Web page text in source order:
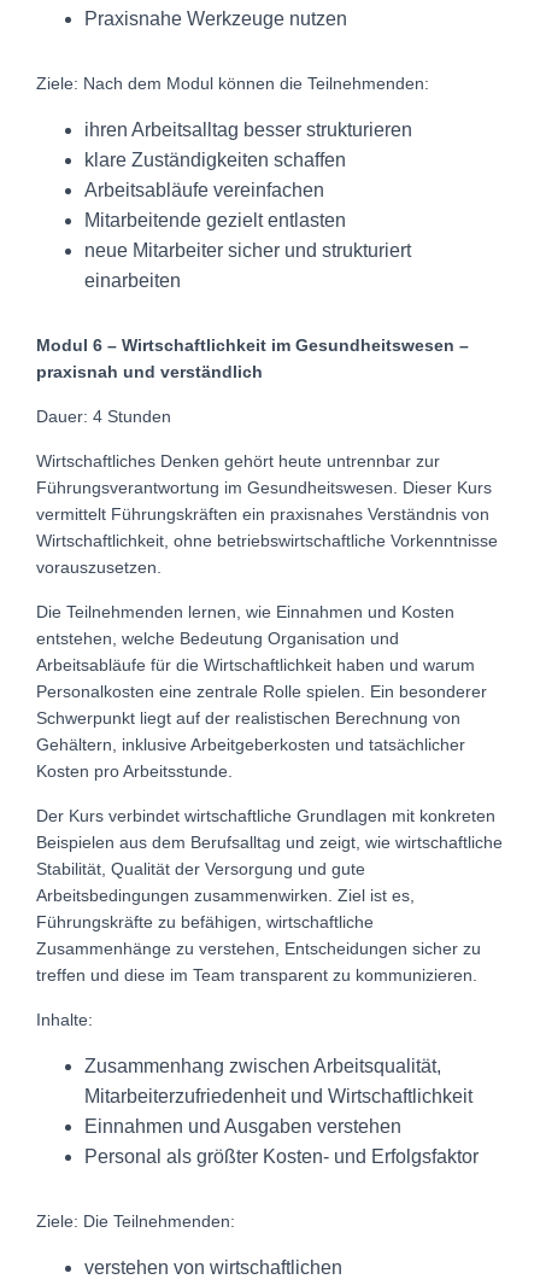
Praxisnahe Werkzeuge nutzen
Ziele: Nach dem Modul können die Teilnehmenden:
ihren Arbeitsalltag besser strukturieren
klare Zuständigkeiten schaffen
Arbeitsabläufe vereinfachen
Mitarbeitende gezielt entlasten
neue Mitarbeiter sicher und strukturiert
einarbeiten
Modul 6 – Wirtschaftlichkeit im Gesundheitswesen –
praxisnah und verständlich
Dauer: 4 Stunden
Wirtschaftliches Denken gehört heute untrennbar zur
Führungsverantwortung im Gesundheitswesen. Dieser Kurs
vermittelt Führungskräften ein praxisnahes Verständnis von
Wirtschaftlichkeit, ohne betriebswirtschaftliche Vorkenntnisse
vorauszusetzen.
Die Teilnehmenden lernen, wie Einnahmen und Kosten
entstehen, welche Bedeutung Organisation und
Arbeitsabläufe für die Wirtschaftlichkeit haben und warum
Personalkosten eine zentrale Rolle spielen. Ein besonderer
Schwerpunkt liegt auf der realistischen Berechnung von
Gehältern, inklusive Arbeitgeberkosten und tatsächlicher
Kosten pro Arbeitsstunde.
Der Kurs verbindet wirtschaftliche Grundlagen mit konkreten
Beispielen aus dem Berufsalltag und zeigt, wie wirtschaftliche
Stabilität, Qualität der Versorgung und gute
Arbeitsbedingungen zusammenwirken. Ziel ist es,
Führungskräfte zu befähigen, wirtschaftliche
Zusammenhänge zu verstehen, Entscheidungen sicher zu
treffen und diese im Team transparent zu kommunizieren.
Inhalte:
Zusammenhang zwischen Arbeitsqualität,
Mitarbeiterzufriedenheit und Wirtschaftlichkeit
Einnahmen und Ausgaben verstehen
Personal als größter Kosten- und Erfolgsfaktor
Ziele: Die Teilnehmenden:
verstehen von wirtschaftlichen